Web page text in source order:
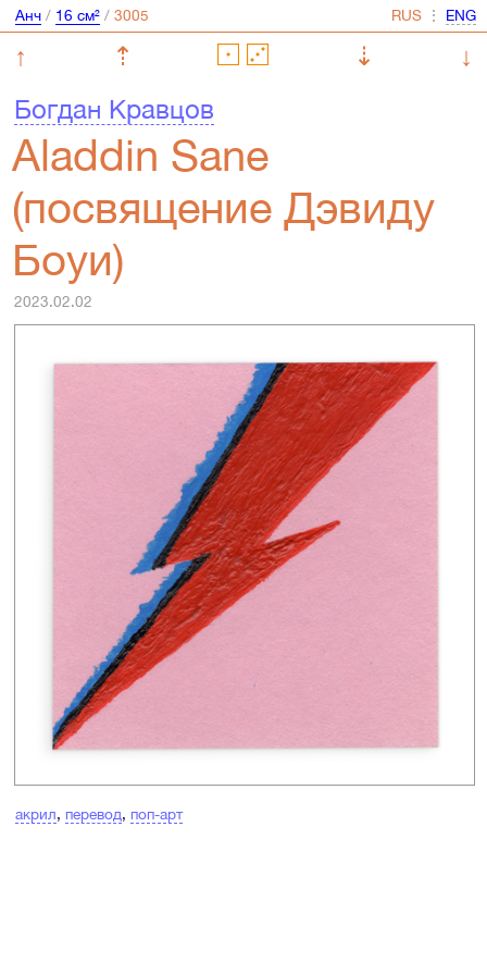
Анч/ 16 см²/ ⋮
↑ ⇡ ⇣
↓
Богдан Кравцов
Aladdin Sane
(посвящение Дэвиду
Боуи)
2023.02.02
акрил, перевод, поп-арт